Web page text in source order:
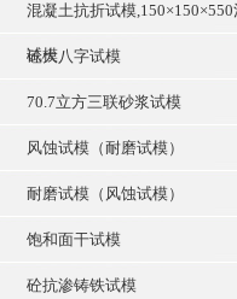
混凝土抗折试模
试模
砼大八字试模
70.7立方三联砂浆试模
风蚀试模（耐磨试模）
耐磨试模（风蚀试模）
饱和面干试模
砼抗渗铸铁试模